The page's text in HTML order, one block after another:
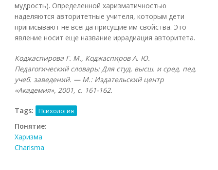
мудрость). Определенной харизматичностью
наделяются авторитетные учителя, которым дети
приписывают не всегда присущие им свойства. Это
явление носит еще название иррадиация авторитета.
Коджаспирова Г. М., Коджаспиров А. Ю.
Педагогический словарь: Для студ. высш. и сред. пед.
учеб. заведений. — М.: Издательский центр
«Академия», 2001, с. 161-162.
Tags: Психология
Понятие:
Харизма
Charisma